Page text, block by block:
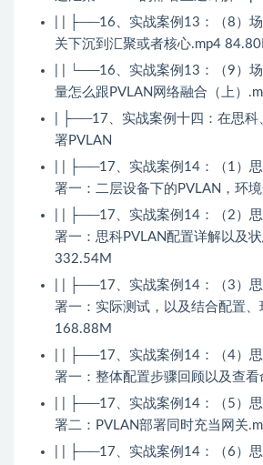
| | ├──16、实战案例13：（8）
关下沉到汇聚或者核心.mp4
| | └──16、实战案例13：（9）
量怎么跟PVLAN网络融合（上）
| ├──17、实战案例十四：在思科
署PVLAN
| | ├──17、实战案例14：（1）
署一：二层设备下的PVLAN，环
| | ├──17、实战案例14：（2）
署一：思科PVLAN配置详解以及
332.54M
| | ├──17、实战案例14：（3）
署一：实际测试，以及结合配置
168.88M
| | ├──17、实战案例14：（4）
署一：整体配置步骤回顾以及查
| | ├──17、实战案例14：（5）
署二：PVLAN部署同时充当网关
| | ├──17、实战案例14：（6）